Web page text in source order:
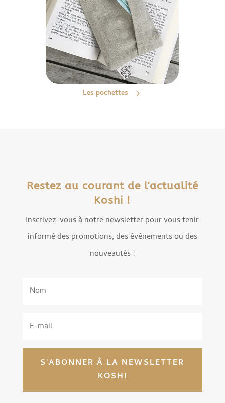
Les pochettes
Restez au courant de l'actualité
Koshi !
Inscrivez-vous à notre newsletter pour vous tenir
informé des promotions, des événements ou des
nouveautés !
S'ABONNER À LA NEWSLETTER
KOSHI